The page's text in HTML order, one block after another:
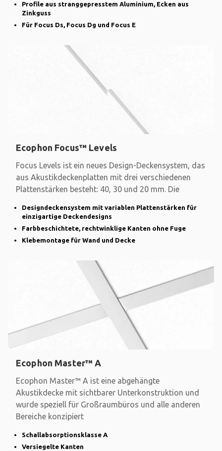
Profile aus stranggepresstem Aluminium, Ecken aus
Zinkguss
Für Focus Ds, Focus Dg und Focus E
Ecophon Focus™ Levels
Focus Levels ist ein neues Design-Deckensystem, das
aus Akustikdeckenplatten mit drei verschiedenen
Plattenstärken besteht: 40, 30 und 20 mm. Die
Designdeckensystem mit variablen Plattenstärken für
einzigartige Deckendesigns
Farbbeschichtete, rechtwinklige Kanten ohne Fuge
Klebemontage für Wand und Decke
Ecophon Master™ A
Ecophon Master™ A ist eine abgehängte
Akustikdecke mit sichtbarer Unterkonstruktion und
wurde speziell für Großraumbüros und alle anderen
Bereiche konzipiert
Schallabsorptionsklasse A
Versiegelte Kanten